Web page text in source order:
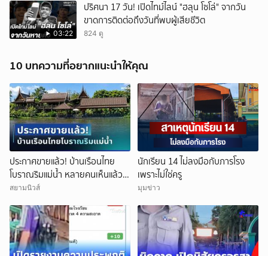
03:22
ปริศนา 17 วัน! เปิดไทม์ไลน์ "ฮลุน โซโล่" จากวัน
ขาดการติดต่อถึงวันที่พบผู้เสียชีวิต
824 ดู
10 บทความที่อยากแนะนำให้คุณ
ประกาศขายแล้ว! บ้านเรือนไทย
โบราณริมแม่น้ำ หลายคนเห็นแล้ว
จำได้ เคยเป็นฉากหนังดัง
สยามนิวส์
นักเรียน 14 ไม่ลงมือกับภารโรง
เพราะไม่ใช่ครู
มุมข่าว